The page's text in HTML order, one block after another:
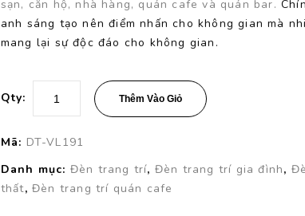
sạn, căn hộ, nhà hàng, quán cafe và quán bar.
anh sáng tạo nên điểm nhấn cho không gian mà
mang lại sự độc đáo cho không gian.
Qty: Thêm Vào Giỏ
Mã: DT-VL191
Danh mục: Đèn trang trí, Đèn trang trí gia đình,
thất,Đèn trang trí quán cafe